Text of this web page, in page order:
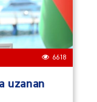
6618
uzanan